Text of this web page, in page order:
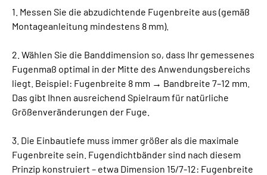
1. Messen Sie die abzudichtende Fugenbreite aus (gemäß
Montageanleitung mindestens 8 mm).
2. Wählen Sie die Banddimension so, dass Ihr gemessenes
Fugenmaß optimal in der Mitte des Anwendungsbereichs
liegt. Beispiel: Fugenbreite 8 mm → Bandbreite 7–12 mm.
Das gibt Ihnen ausreichend Spielraum für natürliche
Größenveränderungen der Fuge.
3. Die Einbautiefe muss immer größer als die maximale
Fugenbreite sein. Fugendichtbänder sind nach diesem
Prinzip konstruiert – etwa Dimension 15/7-12: Fugenbreite